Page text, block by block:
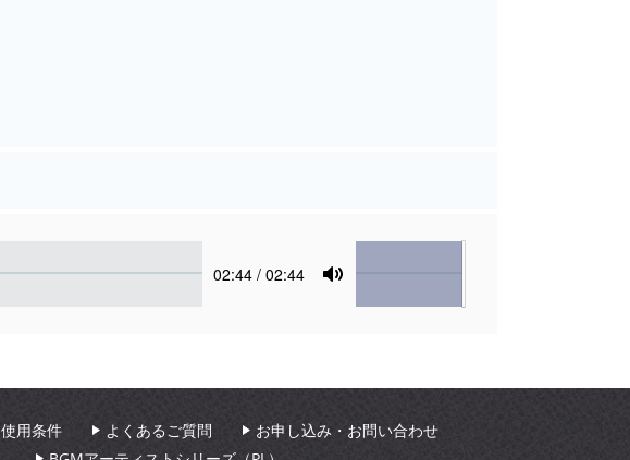
Current
02:44 / 02:44
Mute
Volume
使用条件 よくあるご質問
お申し込み・お問い合わせ